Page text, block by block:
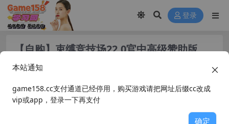
登录
【自购】束缚竞技场22.0官中高级赞助版
【PC+FPS枪战射击/ACT动作/捏人/团
队】/Bondage Arena Premium【43.7G】
本站通知
game158.cc支付通道已经停用，购买游戏请把网址后缀cc改成
vip或app，登录一下再支付
确定